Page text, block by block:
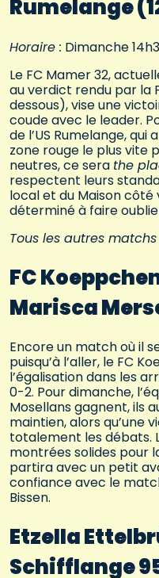
Rumelange
Horaire : Dimanche
Le FC Mamer 32,
au verdict rendu par la
dessous), vise une
coude avec le leader.
de l’US Rumelange, qui
zone rouge le plus vite
neutres, ce sera the
respectent leurs
local et du Maison côté
déterminé à faire
Tous les autres
FC Koeppchen
Marisca
Encore un match où il
puisqu’à l’aller, le FC
l’égalisation dans les
0-2. Pour dimanche,
Mosellans gagnent, ils
maintien, alors qu’une
totalement les débats.
montrées solides pour
partira avec un petit
confiance avec le
Bissen.
Etzella
Schifflange